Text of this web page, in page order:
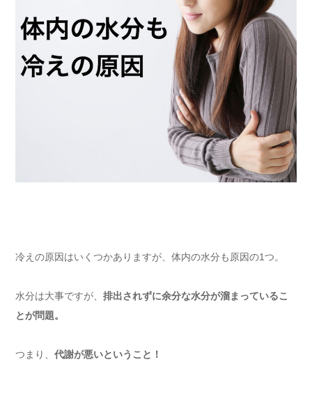
冷えの原因はいくつかありますが、体内の水分も原因の1つ。
水分は大事ですが、 排出されずに余分な水分が溜まっているこ
とが問題。
つまり、 代謝が悪いということ！